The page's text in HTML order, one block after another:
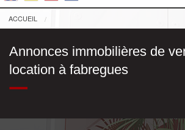
ACCUEIL
Annonces immobilières de
location à fabregues